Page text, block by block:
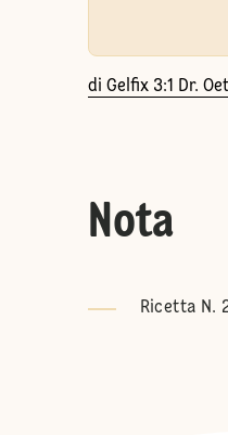
di Gelfix 3:1 Dr.
Nota
Ricetta N.